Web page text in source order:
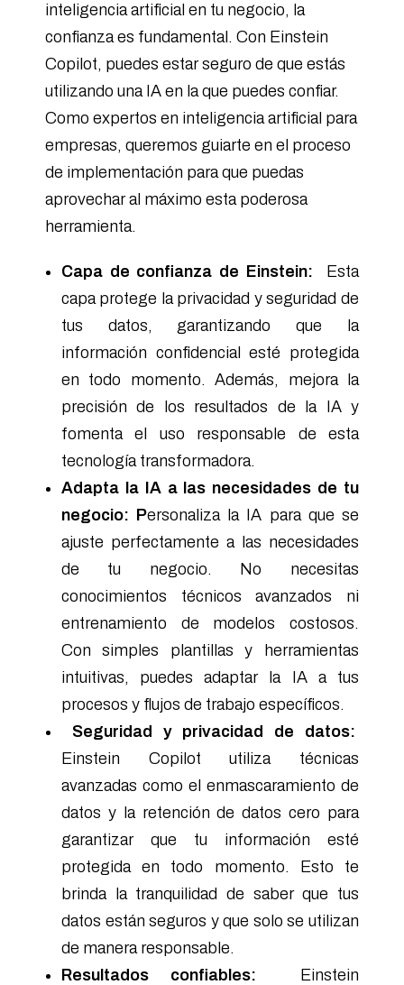
inteligencia artificial en tu negocio, la
confianza es fundamental. Con Einstein
Copilot, puedes estar seguro de que estás
utilizando una IA en la que puedes confiar.
Como expertos en inteligencia artificial para
empresas, queremos guiarte en el proceso
de implementación para que puedas
aprovechar al máximo esta poderosa
herramienta.
Capa de confianza de Einstein: Esta
capa protege la privacidad y seguridad de
tus datos, garantizando que la
información confidencial esté protegida
en todo momento. Además, mejora la
precisión de los resultados de la IA y
fomenta el uso responsable de esta
tecnología transformadora.
Adapta la IA a las necesidades de tu
negocio: Personaliza la IA para que se
ajuste perfectamente a las necesidades
de tu negocio. No necesitas
conocimientos técnicos avanzados ni
entrenamiento de modelos costosos.
Con simples plantillas y herramientas
intuitivas, puedes adaptar la IA a tus
procesos y flujos de trabajo específicos.
Seguridad y privacidad de datos:
Einstein Copilot utiliza técnicas
avanzadas como el enmascaramiento de
datos y la retención de datos cero para
garantizar que tu información esté
protegida en todo momento. Esto te
brinda la tranquilidad de saber que tus
datos están seguros y que solo se utilizan
de manera responsable.
Resultados confiables:
Einstein